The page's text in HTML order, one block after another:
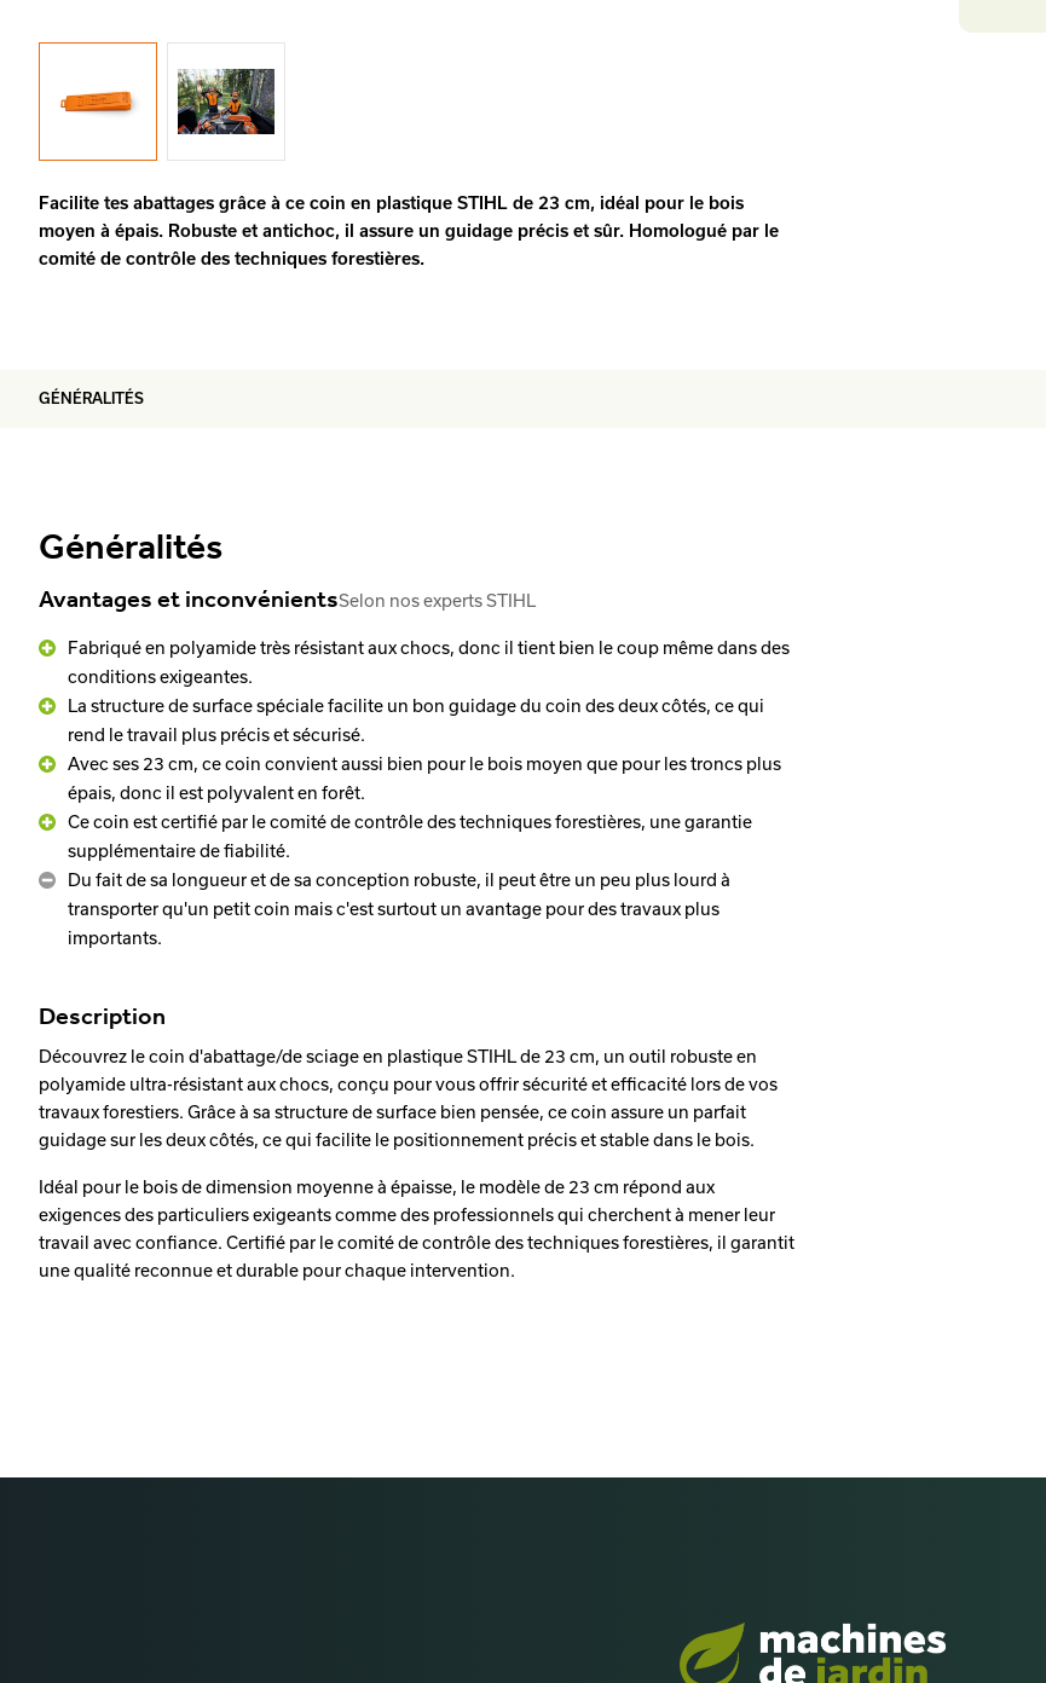
Facilite tes abattages grâce à ce coin en plastique STIHL de 23 cm, idéal pour le bois
moyen à épais. Robuste et antichoc, il assure un guidage précis et sûr. Homologué par le
comité de contrôle des techniques forestières.
GÉNÉRALITÉS
Généralités
Avantages et inconvénientsSelon nos experts STIHL
Fabriqué en polyamide très résistant aux chocs, donc il tient bien le coup même dans des
conditions exigeantes.
La structure de surface spéciale facilite un bon guidage du coin des deux côtés, ce qui
rend le travail plus précis et sécurisé.
Avec ses 23 cm, ce coin convient aussi bien pour le bois moyen que pour les troncs plus
épais, donc il est polyvalent en forêt.
Ce coin est certifié par le comité de contrôle des techniques forestières, une garantie
supplémentaire de fiabilité.
Du fait de sa longueur et de sa conception robuste, il peut être un peu plus lourd à
transporter qu'un petit coin mais c'est surtout un avantage pour des travaux plus
importants.
Description
Découvrez le coin d'abattage/de sciage en plastique STIHL de 23 cm, un outil robuste en
polyamide ultra-résistant aux chocs, conçu pour vous offrir sécurité et efficacité lors de vos
travaux forestiers. Grâce à sa structure de surface bien pensée, ce coin assure un parfait
guidage sur les deux côtés, ce qui facilite le positionnement précis et stable dans le bois.
Idéal pour le bois de dimension moyenne à épaisse, le modèle de 23 cm répond aux
exigences des particuliers exigeants comme des professionnels qui cherchent à mener leur
travail avec confiance. Certifié par le comité de contrôle des techniques forestières, il garantit
une qualité reconnue et durable pour chaque intervention.